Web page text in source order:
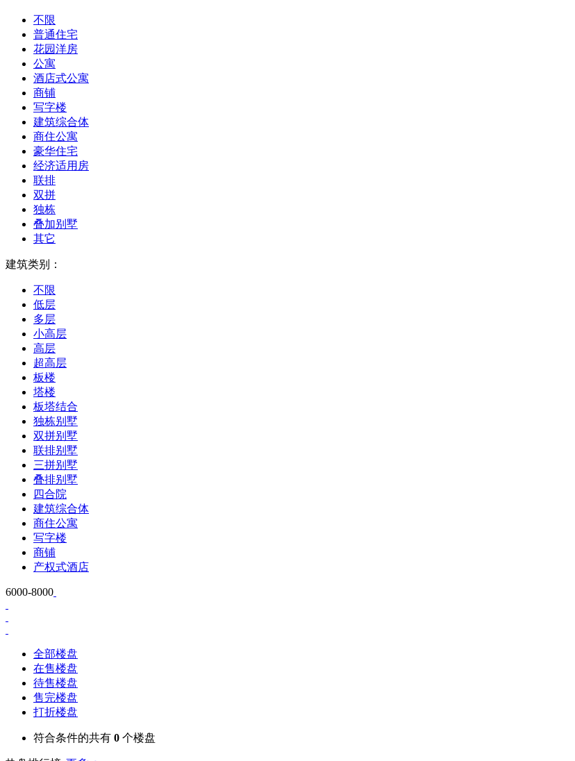
不限
普通住宅
花园洋房
公寓
酒店式公寓
商铺
写字楼
建筑综合体
商住公寓
豪华住宅
经济适用房
联排
双拼
独栋
叠加别墅
其它
建筑类别：
不限
低层
多层
小高层
高层
超高层
板楼
塔楼
板塔结合
独栋别墅
双拼别墅
联排别墅
三拼别墅
叠排别墅
四合院
建筑综合体
商住公寓
写字楼
商铺
产权式酒店
6000-8000
全部楼盘
在售楼盘
待售楼盘
售完楼盘
打折楼盘
符合条件的共有 0 个楼盘